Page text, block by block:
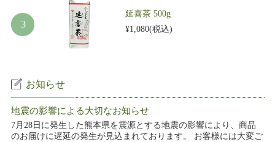
延喜茶 500g
¥1,080(税込)
お知らせ
地震の影響による大切なお知らせ
7月28日に発生した熊本県を震源とする地震の影響により、商品
のお届けに遅延の発生が見込まれております。 お客様には大変ご